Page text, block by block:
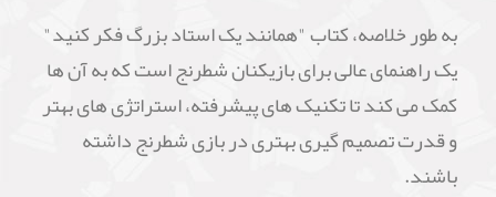
به طور خلاصه، کتاب "همانند یک استاد بزرگ فکر کنید"
یک راهنمای عالی برای بازیکنان شطرنج است که به آن ها
کمک می کند تا تکنیک های پیشرفته، استراتژی های بهتر
و قدرت تصمیم گیری بهتری در بازی شطرنج داشته
باشند.